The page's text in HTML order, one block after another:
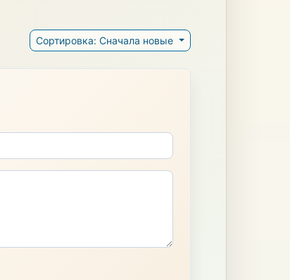
Сортировка: Сначала новые